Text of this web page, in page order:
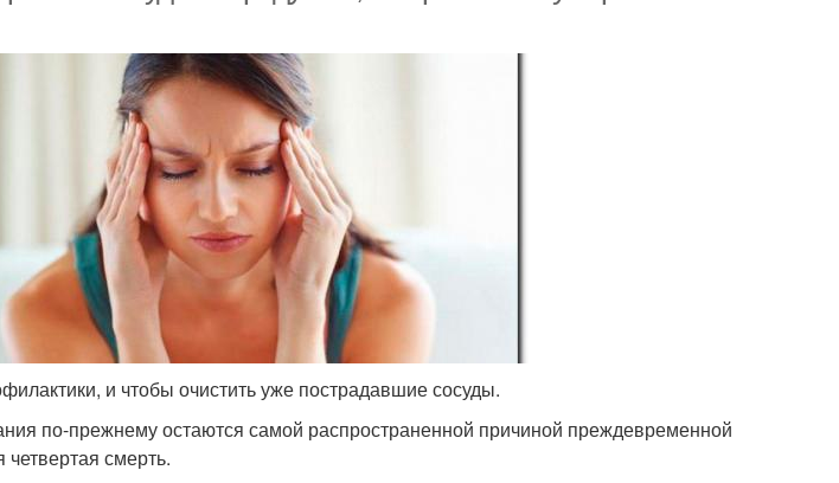
и чтобы очистить уже пострадавшие сосуды.
по-прежнему остаются самой распространенной причиной преждевременной
смерть.